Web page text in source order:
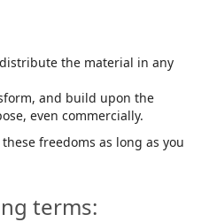
the material in any
and build upon the
even commercially.
freedoms as long as you
terms: